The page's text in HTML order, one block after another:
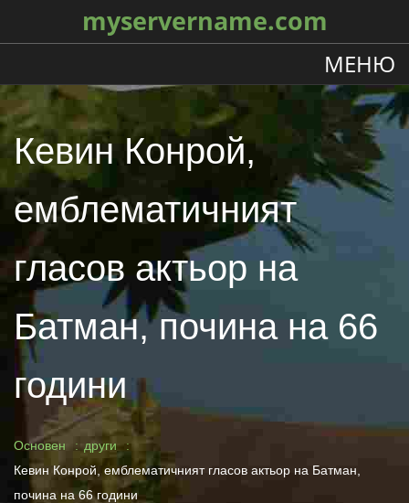
myservername.com
МЕНЮ
Кевин Конрой,
емблематичният
гласов актьор на
Батман, почина на 66
години
Основен
други
Кевин Конрой, емблематичният гласов актьор на Батман,
почина на 66 години